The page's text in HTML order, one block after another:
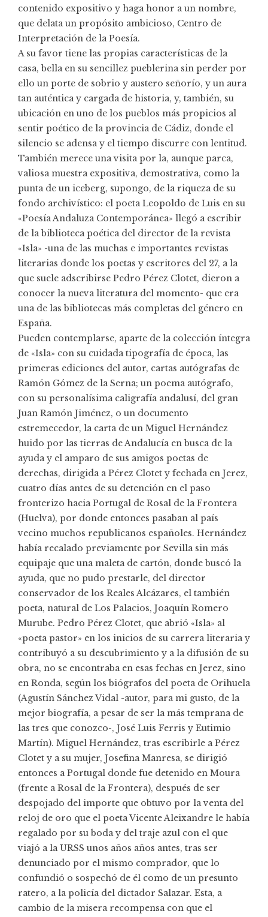
contenido expositivo y haga honor a un nombre,
que delata un propósito ambicioso, Centro de
Interpretación de la Poesía.
A su favor tiene las propias características de la
casa, bella en su sencillez pueblerina sin perder por
ello un porte de sobrio y austero señorío, y un aura
tan auténtica y cargada de historia, y, también, su
ubicación en uno de los pueblos más propicios al
sentir poético de la provincia de Cádiz, donde el
silencio se adensa y el tiempo discurre con lentitud.
También merece una visita por la, aunque parca,
valiosa muestra expositiva, demostrativa, como la
punta de un iceberg, supongo, de la riqueza de su
fondo archivístico: el poeta Leopoldo de Luis en su
«Poesía Andaluza Contemporánea» llegó a escribir
de la biblioteca poética del director de la revista
«Isla» -una de las muchas e importantes revistas
literarias donde los poetas y escritores del 27, a la
que suele adscribirse Pedro Pérez Clotet, dieron a
conocer la nueva literatura del momento- que era
una de las bibliotecas más completas del género en
España.
Pueden contemplarse, aparte de la colección íntegra
de «Isla» con su cuidada tipografía de época, las
primeras ediciones del autor, cartas autógrafas de
Ramón Gómez de la Serna; un poema autógrafo,
con su personalísima caligrafía andalusí, del gran
Juan Ramón Jiménez, o un documento
estremecedor, la carta de un Miguel Hernández
huido por las tierras de Andalucía en busca de la
ayuda y el amparo de sus amigos poetas de
derechas, dirigida a Pérez Clotet y fechada en Jerez,
cuatro días antes de su detención en el paso
fronterizo hacia Portugal de Rosal de la Frontera
(Huelva), por donde entonces pasaban al país
vecino muchos republicanos españoles. Hernández
había recalado previamente por Sevilla sin más
equipaje que una maleta de cartón, donde buscó la
ayuda, que no pudo prestarle, del director
conservador de los Reales Alcázares, el también
poeta, natural de Los Palacios, Joaquín Romero
Murube. Pedro Pérez Clotet, que abrió «Isla» al
«poeta pastor» en los inicios de su carrera literaria y
contribuyó a su descubrimiento y a la difusión de su
obra, no se encontraba en esas fechas en Jerez, sino
en Ronda, según los biógrafos del poeta de Orihuela
(Agustín Sánchez Vidal -autor, para mi gusto, de la
mejor biografía, a pesar de ser la más temprana de
las tres que conozco-, José Luis Ferris y Eutimio
Martín). Miguel Hernández, tras escribirle a Pérez
Clotet y a su mujer, Josefina Manresa, se dirigió
entonces a Portugal donde fue detenido en Moura
(frente a Rosal de la Frontera), después de ser
despojado del importe que obtuvo por la venta del
reloj de oro que el poeta Vicente Aleixandre le había
regalado por su boda y del traje azul con el que
viajó a la URSS unos años años antes, tras ser
denunciado por el mismo comprador, que lo
confundió o sospechó de él como de un presunto
ratero, a la policía del dictador Salazar. Esta, a
cambio de la misera recompensa con que el